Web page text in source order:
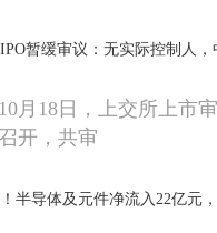
暂缓审议：无实际控制人
月18日，上交所上市
开，共审
半导体及元件净流入22亿元